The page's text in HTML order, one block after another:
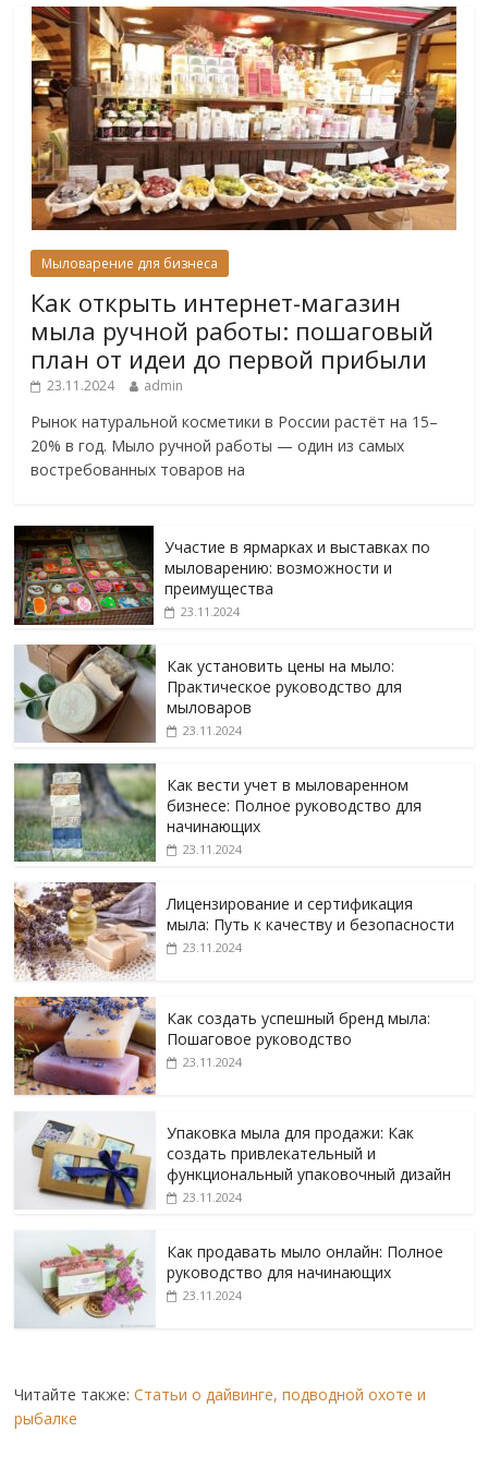
Мыловарение для бизнеса
Как открыть интернет-магазин
мыла ручной работы: пошаговый
план от идеи до первой прибыли
23.11.2024 admin
Рынок натуральной косметики в России растёт на 15–
20% в год. Мыло ручной работы — один из самых
востребованных товаров на
Участие в ярмарках и выставках по
мыловарению: возможности и
преимущества
23.11.2024
Как установить цены на мыло:
Практическое руководство для
мыловаров
23.11.2024
Как вести учет в мыловаренном
бизнесе: Полное руководство для
начинающих
23.11.2024
Лицензирование и сертификация
мыла: Путь к качеству и безопасности
23.11.2024
Как создать успешный бренд мыла:
Пошаговое руководство
23.11.2024
Упаковка мыла для продажи: Как
создать привлекательный и
функциональный упаковочный дизайн
23.11.2024
Как продавать мыло онлайн: Полное
руководство для начинающих
23.11.2024
Читайте также:Статьи о дайвинге, подводной охоте и
рыбалке